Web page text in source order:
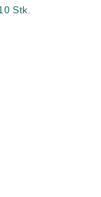
Stk.